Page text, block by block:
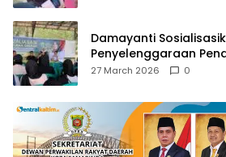
Damayanti
Penyelenggaraan
dan Wawasan
27 March 2026 0